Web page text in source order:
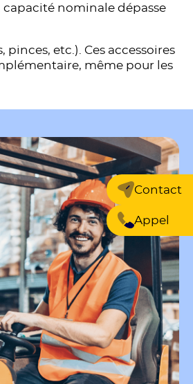
capacité nominale dépasse
pinces, etc.). Ces accessoires
même pour les
Contact
Appel